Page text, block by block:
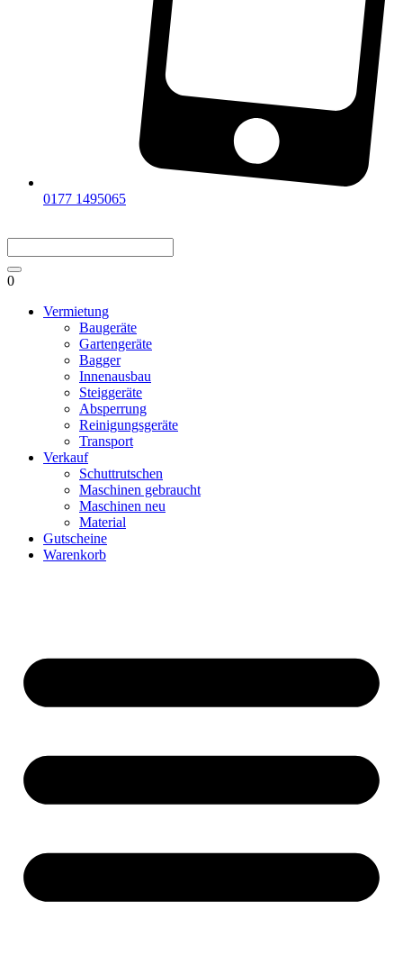
0177 1495065
0
Vermietung
Baugeräte
Gartengeräte
Bagger
Innenausbau
Steiggeräte
Absperrung
Reinigungsgeräte
Transport
Verkauf
Schuttrutschen
Maschinen gebraucht
Maschinen neu
Material
Gutscheine
Warenkorb